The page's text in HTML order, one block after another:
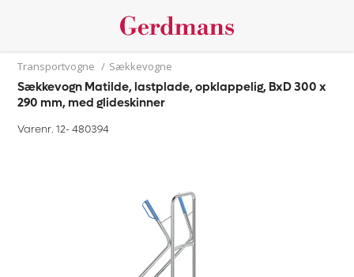
Transportvogne / Sækkevogne
Sækkevogn Matilde, lastplade, opklappelig, BxD 300 x
290 mm, med glideskinner
Varenr. 12-480394